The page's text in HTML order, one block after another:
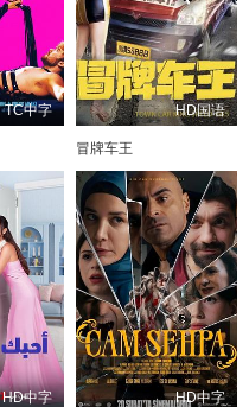
TC中字 HD国语
冒牌车王
HD中字 HD中字